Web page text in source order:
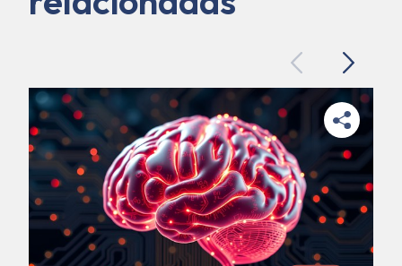
PreviousNext